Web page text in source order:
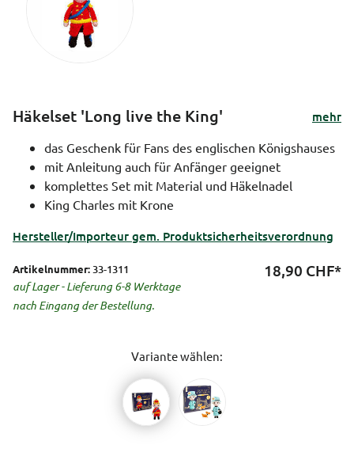
Häkelset 'Long live the King'
mehr
das Geschenk für Fans des englischen Königshauses
mit Anleitung auch für Anfänger geeignet
komplettes Set mit Material und Häkelnadel
King Charles mit Krone
Hersteller/Importeur gem. Produktsicherheitsverordnung
Artikelnummer: 33-1311
auf Lager - Lieferung 6-8 Werktage
nach Eingang der Bestellung.
18,90 CHF*
Variante wählen: